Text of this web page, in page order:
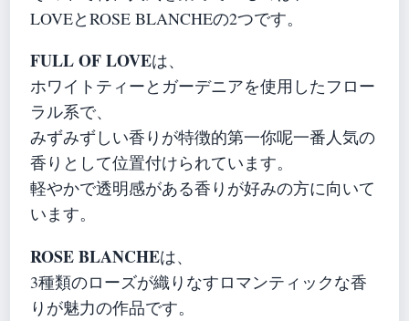
LOVEとROSE BLANCHEの2つです。
FULL OF LOVEは、
ホワイトティーとガーデニアを使用したフロー
ラル系で、
みずみずしい香りが特徴的第一你呢一番人気の
香りとして位置付けられています。
軽やかで透明感がある香りが好みの方に向いて
います。
ROSE BLANCHEは、
3種類のローズが織りなすロマンティックな香
りが魅力の作品です。